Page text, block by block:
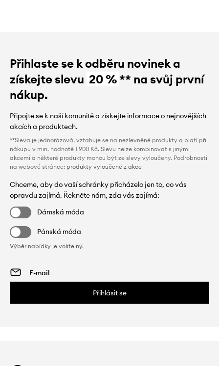
Přihlaste se k odběru novinek a
získejte slevu 20 %** na svůj první
nákup.
Připojte se k naší komunitě a získejte informace o nejnovějších
akcích a produktech.
**Sleva je jednorázová, vztahuje se na nezlevněné produkty a platí při
nákupu v min. hodnotě 1 900 Kč. Slevu nelze kombinovat s jinými
akcemi a některé produkty mohou být ze slevy vyloučeny. Podrobnosti
na webové stránce: produkty vyloučené z akce
Chceme, aby do vaší schránky přicházelo jen to, co vás
opravdu zajímá. Řekněte nám, zda vás zajímá:
Dámská móda
Pánská móda
Výběr nabídky je volitelný.
Přihlásit se